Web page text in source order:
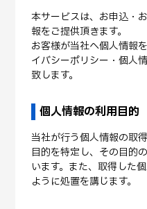
本サービスは、お申込・
報をご提供頂きます。
お客様が当社へ個人情報
イバシーポリシー・個人
致します。
個人情報の利用目的
当社が行う個人情報の取
目的を特定し、その目的
います。また、取得した
ように処置を講じます。